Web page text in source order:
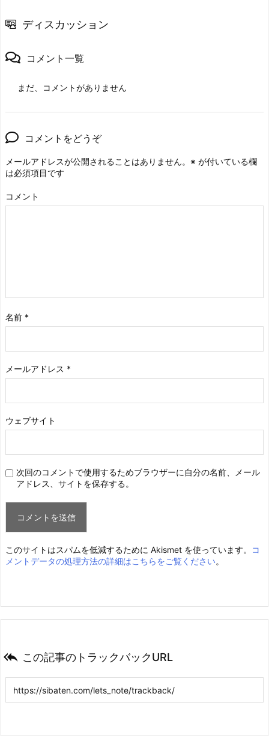
ディスカッション
コメント一覧
まだ、コメントがありません
コメントをどうぞ
メールアドレスが公開されることはありません。 ※ が付いている欄
は必須項目です
コメント
名前 *
メールアドレス *
ウェブサイト
次回のコメントで使用するためブラウザーに自分の名前、メール
アドレス、サイトを保存する。
このサイトはスパムを低減するために Akismet を使っています。
コ
メントデータの処理方法の詳細はこちらをご覧ください。
 この記事のトラックバックURL